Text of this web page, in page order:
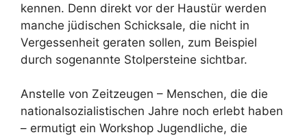
kennen. Denn direkt vor der Haustür werden
manche jüdischen Schicksale, die nicht in
Vergessenheit geraten sollen, zum Beispiel
durch sogenannte Stolpersteine sichtbar.
Anstelle von Zeitzeugen – Menschen, die die
nationalsozialistischen Jahre noch erlebt haben
– ermutigt ein Workshop Jugendliche, die